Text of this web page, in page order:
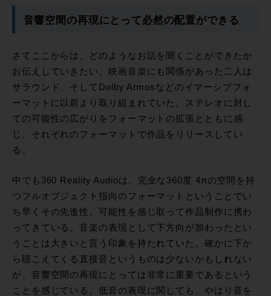
音響空間の再現にとって必然の配置ができる
さてここからは、どのようなお話を聞くことができたか
お伝えしていきたい。映画音楽にも関係があった二人は
サラウンド、そしてDolby Atmosなどのイマーシブフォ
ーマットに以前より取り組まれていた。ステレオに対し
ての可能性の広がりをフォーマットの拡張とともに感
じ、それぞれのフォーマットで作品をリリースしてい
る。
中でも360 Reality Audioは、完全な360度 4πの空間を持
つフルオブジェクト指向のフォーマットということでい
ち早くその先進性、可能性を感じ取って作品制作に携わ
ってきている。音楽の表現として下方向が加わったとい
うことは大きいと言う印象を持たれていた。確かに下か
ら聴こえてくる直接音というものは少ないかもしれない
が、音響空間の再現にとっては非常に重要であるという
ことを感じている。低音の表現に関しても、やはり音を